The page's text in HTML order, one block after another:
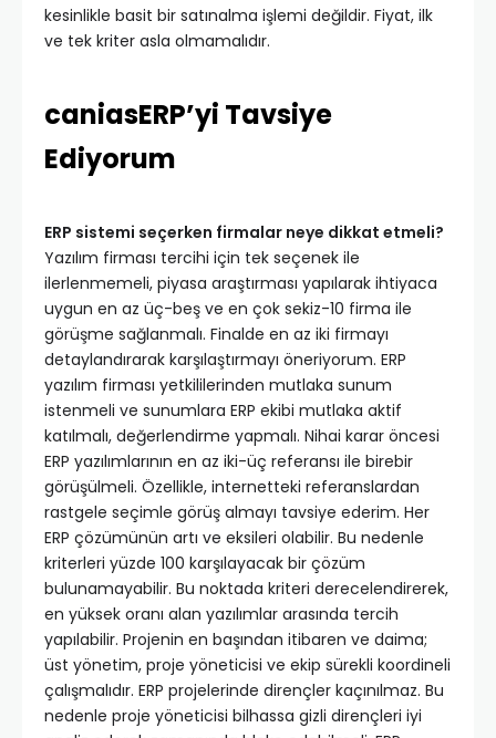
kesinlikle basit bir satınalma işlemi değildir. Fiyat, ilk
ve tek kriter asla olmamalıdır.
caniasERP’yi Tavsiye
Ediyorum
ERP sistemi seçerken firmalar neye dikkat etmeli?
Yazılım firması tercihi için tek seçenek ile
ilerlenmemeli, piyasa araştırması yapılarak ihtiyaca
uygun en az üç-beş ve en çok sekiz-10 firma ile
görüşme sağlanmalı. Finalde en az iki firmayı
detaylandırarak karşılaştırmayı öneriyorum. ERP
yazılım firması yetkililerinden mutlaka sunum
istenmeli ve sunumlara ERP ekibi mutlaka aktif
katılmalı, değerlendirme yapmalı. Nihai karar öncesi
ERP yazılımlarının en az iki-üç referansı ile birebir
görüşülmeli. Özellikle, internetteki referanslardan
rastgele seçimle görüş almayı tavsiye ederim. Her
ERP çözümünün artı ve eksileri olabilir. Bu nedenle
kriterleri yüzde 100 karşılayacak bir çözüm
bulunamayabilir. Bu noktada kriteri derecelendirerek,
en yüksek oranı alan yazılımlar arasında tercih
yapılabilir. Projenin en başından itibaren ve daima;
üst yönetim, proje yöneticisi ve ekip sürekli koordineli
çalışmalıdır. ERP projelerinde dirençler kaçınılmaz. Bu
nedenle proje yöneticisi bilhassa gizli dirençleri iyi